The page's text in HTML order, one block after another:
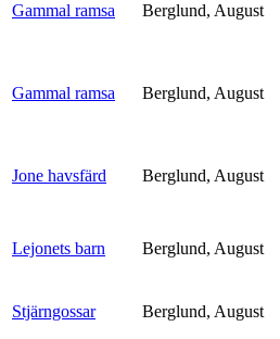
Gammal ramsa Berglund, August
Gammal ramsa Berglund, August
Jone havsfärd Berglund, August
Lejonets barn Berglund, August
Stjärngossar Berglund, August